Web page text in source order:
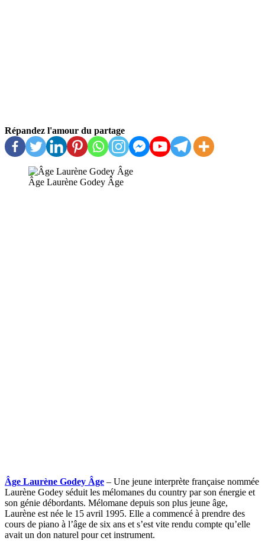
Répandez l'amour du partage
Âge Laurène Godey Âge
Âge Laurène Godey Âge – Une jeune interprète française nommée
Laurène Godey séduit les mélomanes du country par son énergie et
son génie débordants. Mélomane depuis son plus jeune âge,
Laurène est née le 15 avril 1995. Elle a commencé à prendre des
cours de piano à l’âge de six ans et s’est vite rendu compte qu’elle
avait un don naturel pour cet instrument.